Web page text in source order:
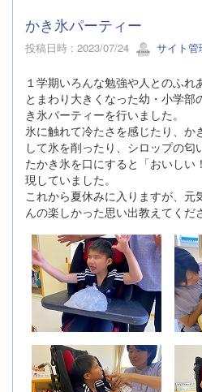
かき氷パーティー
投稿日時 : 2023/07/24 サイト管
１学期いろんな勉強や人とのふ
とまわり大きくなった幼・小学
き氷パーティーを行いました。
氷に触れて冷たさを感じたり、か
して氷を削ったり、シロップの
たかき氷を口にすると「おいしい
現していました。
これから夏休みに入りますが、元
んの楽しかった思い出教えてくだ